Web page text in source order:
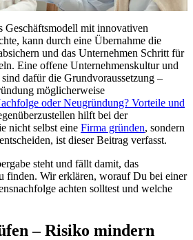
Geschäftsmodell mit innovativen
kann durch eine Übernahme die
und das Unternehmen Schritt für
Eine offene Unternehmenskultur und
dafür die Grundvoraussetzung –
möglicherweise
oder Neugründung? Vorteile und
hilft bei der
nicht selbst eine Firma gründen, sondern
ist dieser Beitrag verfasst.
steht und fällt damit, das
finden. Wir erklären, worauf Du bei einer
achten solltest und welche
– Risiko mindern